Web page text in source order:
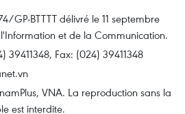
GP-BTTTT délivré le 11 septembre
et de la Communication.
39411348, Fax: (024) 39411348
VNA. La reproduction sans la
est interdite.